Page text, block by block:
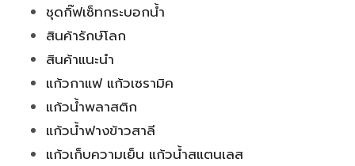
ชุดกิ๊ฟเซ็ทกระบอกน้ำ
สินค้ารักษ์โลก
สินค้าแนะนำ
แก้วกาแฟ แก้วเซรามิค
แก้วน้ำพลาสติก
แก้วน้ำฟางข้าวสาลี
แก้วเก็บความเย็น แก้วน้ำสแตนเลส